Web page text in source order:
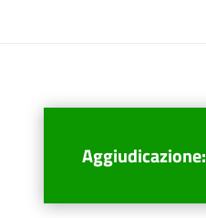
Aggiudicazione: